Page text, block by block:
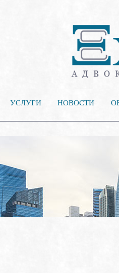
УСЛУГИ НОВОСТИ